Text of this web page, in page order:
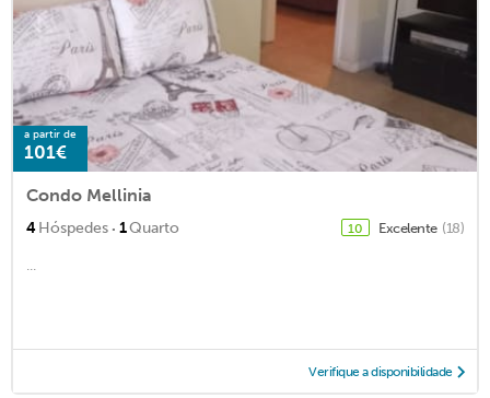
a partir de
101€
Condo Mellinia
4Hóspedes · 1Quarto 10 Excelente (18)
...
Verifique a disponibilidade